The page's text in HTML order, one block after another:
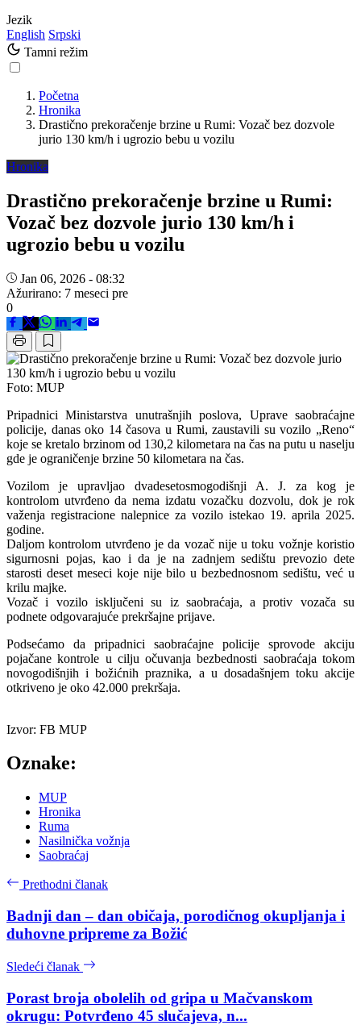
Jezik
English Srpski
Tamni režim
Početna
Hronika
Drastično prekoračenje brzine u Rumi: Vozač bez dozvole
jurio 130 km/h i ugrozio bebu u vozilu
Hronika
Drastično prekoračenje brzine u Rumi:
Vozač bez dozvole jurio 130 km/h i
ugrozio bebu u vozilu
Jan 06, 2026 - 08:32
Ažurirano: 7 meseci pre
0
Foto: MUP
Pripadnici Ministarstva unutrašnjih poslova, Uprave saobraćajne
policije, danas oko 14 časova u Rumi, zaustavili su vozilo „Reno“
koje se kretalo brzinom od 130,2 kilometara na čas na putu u naselju
gde je ograničenje brzine 50 kilometara na čas.
Vozilom je upravljao dvadesetosmogodišnji A. J. za kog je
kontrolom utvrđeno da nema izdatu vozačku dozvolu, dok je rok
važenja registracione nalepnice za vozilo istekao 19. aprila 2025.
godine.
Daljom kontrolom utvrđeno je da vozač nije u toku vožnje koristio
sigurnosni pojas, kao i da je na zadnjem sedištu prevozio dete
starosti deset meseci koje nije bilo u bezbednosnom sedištu, već u
krilu majke.
Vozač i vozilo isključeni su iz saobraćaja, a protiv vozača su
podnete odgovarajuće prekršajne prijave.
Podsećamo da pripadnici saobraćajne policije sprovode akciju
pojačane kontrole u cilju očuvanja bezbednosti saobraćaja tokom
novogodišnjih i božićnih praznika, a u dosadašnjem toku akcije
otkriveno je oko 42.000 prekršaja.
Izvor: FB MUP
Oznake:
MUP
Hronika
Ruma
Nasilnička vožnja
Saobraćaj
Prethodni članak
Badnji dan – dan običaja, porodičnog okupljanja i
duhovne pripreme za Božić
Sledeći članak
Porast broja obolelih od gripa u Mačvanskom
okrugu: Potvrđeno 45 slučajeva, n...